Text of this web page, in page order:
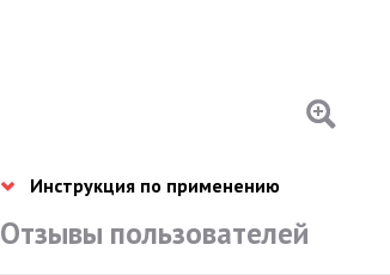
Инструкция по применению
Отзывы пользователей